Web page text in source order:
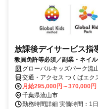
放課後デイサービス指
教員免許等必須／副業・ネイ
グローバルキッズパーク流
交通・アクセス つくばエク
月給295,000円～370,000円
千葉県流山市
勤務時間詳細 実働時間：1